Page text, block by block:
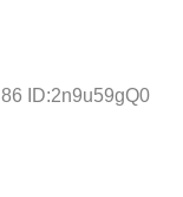
ID:2n9u59gQ0